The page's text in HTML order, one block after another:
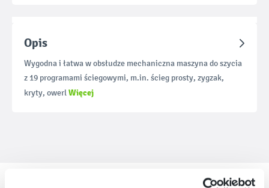
Opis
Wygodna i łatwa w obsłudze mechaniczna maszyna do szycia
z 19 programami ściegowymi, m.in. ścieg prosty, zygzak,
kryty, owerlWięcej